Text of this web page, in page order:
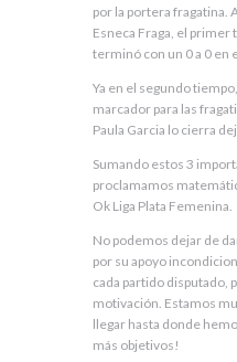
por la portera fragatina.
Esneca Fraga, el
terminó con un 0 a 0 en
Ya en el segundo
marcador para las
Paula Garcia lo cierra
Sumando estos 3
proclamamos
Ok Liga Plata Femenina.
No podemos dejar de
por su apoyo
cada partido disputado,
motivación. Estamos
llegar hasta donde
más objetivos!